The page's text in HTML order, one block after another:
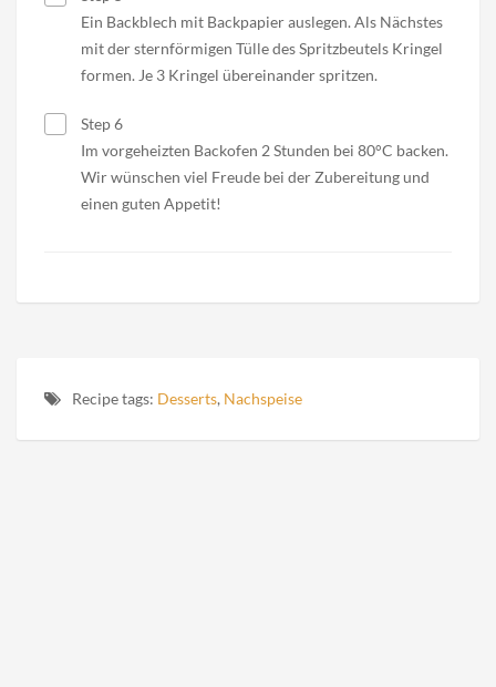
Ein Backblech mit Backpapier auslegen. Als Nächstes
mit der sternförmigen Tülle des Spritzbeutels Kringel
formen. Je 3 Kringel übereinander spritzen.
Step 6
Im vorgeheizten Backofen 2 Stunden bei 80°C backen.
Wir wünschen viel Freude bei der Zubereitung und
einen guten Appetit!
Recipe tags: Desserts, Nachspeise